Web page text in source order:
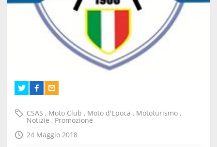
CSAS , Moto Club , Moto d'Epoca , Mototurismo ,
Notizie , Promozione
24 Maggio 2018